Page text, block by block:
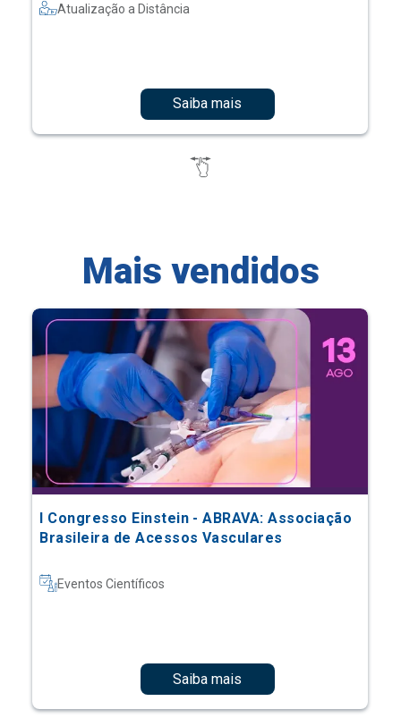
Atualização a Distância
Saiba mais
Mais vendidos
I Congresso Einstein - ABRAVA: Associação
Brasileira de Acessos Vasculares
Eventos Científicos
Saiba mais